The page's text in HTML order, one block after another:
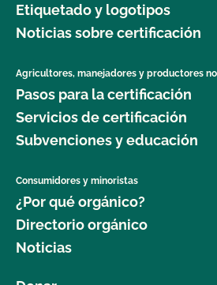
Etiquetado y logotipos
Noticias sobre certificación
Agricultores, manejadores y productores
Pasos para la certificación
Servicios de certificación
Subvenciones y educación
Consumidores y minoristas
¿Por qué orgánico?
Directorio orgánico
Noticias